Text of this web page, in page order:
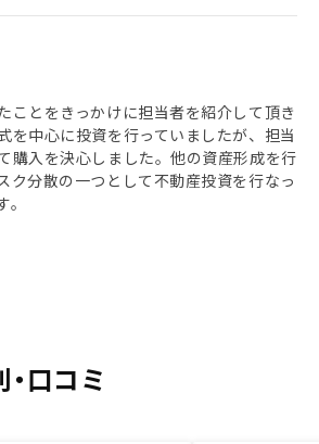
ことをきっかけに担当者を紹介して頂き
を中心に投資を行っていましたが、担当
購入を決心しました。他の資産形成を行
ク分散の一つとして不動産投資を行なっ
口コミ